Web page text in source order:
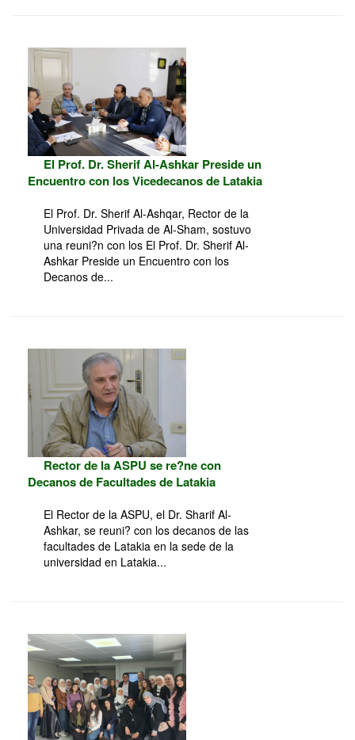
El Prof. Dr. Sherif Al-Ashkar Preside un
Encuentro con los Vicedecanos de Latakia
El Prof. Dr. Sherif Al-Ashqar, Rector de la
Universidad Privada de Al-Sham, sostuvo
una reuni?n con los El Prof. Dr. Sherif Al-
Ashkar Preside un Encuentro con los
Decanos de...
Rector de la ASPU se re?ne con
Decanos de Facultades de Latakia
El Rector de la ASPU, el Dr. Sharif Al-
Ashkar, se reuni? con los decanos de las
facultades de Latakia en la sede de la
universidad en Latakia...